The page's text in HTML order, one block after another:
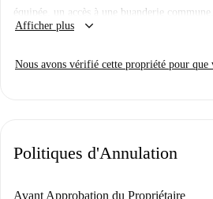
équipée, un accès à une buanderie
ascenseur. Veuillez noter que certains
Afficher plus keyboard_arrow_down
Nous avons vérifié cette propriété pour que
Politiques d'Annulation
Avant Approbation du Propriétaire